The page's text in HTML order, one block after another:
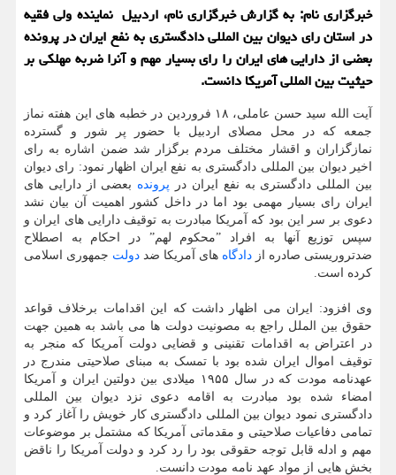
خبرگزاری نام: به گزارش خبرگزاری نام، اردبیل نماینده ولی فقیه
در استان رای دیوان بین المللی دادگستری به نفع ایران در پرونده
بعضی از دارایی های ایران را رای بسیار مهم و آنرا ضربه مهلکی بر
حیثیت بین المللی آمریکا دانست.
آیت الله سید حسن عاملی، ۱۸ فروردین در خطبه های این هفته نماز
جمعه که در محل مصلای اردبیل با حضور پر شور و گسترده
نمازگزاران و اقشار مختلف مردم برگزار شد ضمن اشاره به رای
اخیر دیوان بین المللی دادگستری به نفع ایران اظهار نمود: رای دیوان
بین المللی دادگستری به نفع ایران در پرونده بعضی از دارایی های
ایران رای بسیار مهمی بود اما در داخل کشور اهمیت آن بیان نشد
دعوی بر سر این بود که آمریکا مبادرت به توقیف دارایی های ایران و
سپس توزیع آنها به افراد ”محکوم لهم” در احکام به اصطلاح
ضدتروریستی صادره از دادگاه های آمریکا ضد دولت جمهوری اسلامی
کرده است.
وی افزود: ایران می اظهار داشت که این اقدامات برخلاف قواعد
حقوق بین الملل راجع به مصونیت دولت ها می باشد به همین جهت
در اعتراض به اقدامات تقنینی و قضایی دولت آمریکا که منجر به
توقیف اموال ایران شده بود با تمسک به مبنای صلاحیتی مندرج در
عهدنامه مودت که در سال ۱۹۵۵ میلادی بین دولتین ایران و آمریکا
امضاء شده بود مبادرت به اقامه دعوی نزد دیوان بین المللی
دادگستری نمود دیوان بین المللی دادگستری کار خویش را آغاز کرد و
تمامی دفاعیات صلاحیتی و مقدماتی آمریکا که مشتمل بر موضوعات
مهم و ادله قابل توجه حقوقی بود را رد کرد و دولت آمریکا را ناقض
بخش هایی از مواد عهد نامه مودت دانست.